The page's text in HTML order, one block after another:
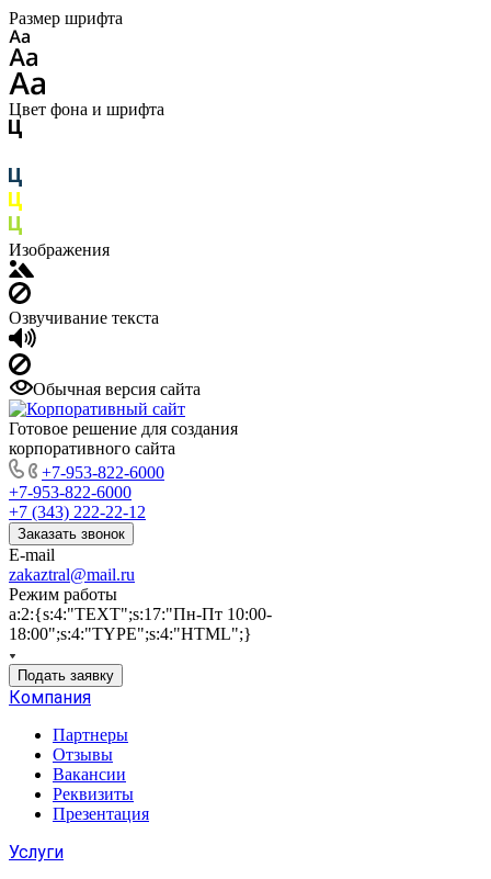
Размер шрифта
Цвет фона и шрифта
Изображения
Озвучивание текста
Обычная версия сайта
Готовое решение для создания
корпоративного сайта
+7-953-822-6000
+7-953-822-6000
+7 (343) 222-22-12
Заказать звонок
E-mail
zakaztral@mail.ru
Режим работы
a:2:{s:4:"TEXT";s:17:"Пн-Пт 10:00-
18:00";s:4:"TYPE";s:4:"HTML";}
Подать заявку
Компания
Партнеры
Отзывы
Вакансии
Реквизиты
Презентация
Услуги